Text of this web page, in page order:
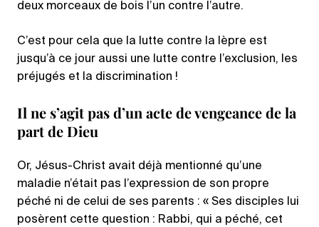
deux morceaux de bois l’un contre l’autre.
C’est pour cela que la lutte contre la lèpre est
jusqu’à ce jour aussi une lutte contre l’exclusion, les
préjugés et la discrimination !
Il ne s’agit pas d’un acte de vengeance de la
part de Dieu
Or, Jésus-Christ avait déjà mentionné qu’une
maladie n’était pas l’expression de son propre
péché ni de celui de ses parents : « Ses disciples lui
posèrent cette question : Rabbi, qui a péché, cet